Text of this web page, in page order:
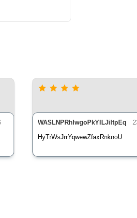
WASLNPRhIwgoPkYILJiItpEq
HyTrWsJrrYqwewZfaxRnknoU